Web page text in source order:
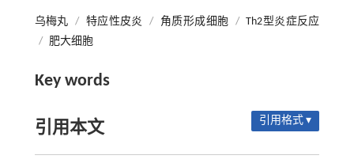
乌梅丸 / 特应性皮炎 / 角质形成细胞 / Th2型炎症反应
/ 肥大细胞
Key words
引用本文 引用格式 ▾